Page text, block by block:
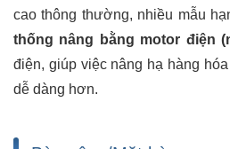
cao thông thường, nhiều mẫu
thống nâng bằng motor điện
điện, giúp việc nâng hạ hàng
dễ dàng hơn.